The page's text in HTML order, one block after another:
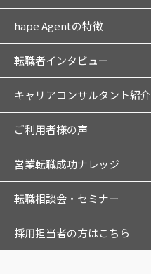
hape Agentの特徴
転職者インタビュー
キャリアコンサルタント紹介
ご利用者様の声
営業転職成功ナレッジ
転職相談会・セミナー
採用担当者の方はこちら